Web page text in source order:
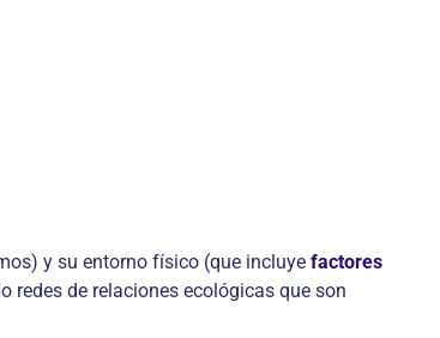
y su entorno físico (que incluye factores
redes de relaciones ecológicas que son